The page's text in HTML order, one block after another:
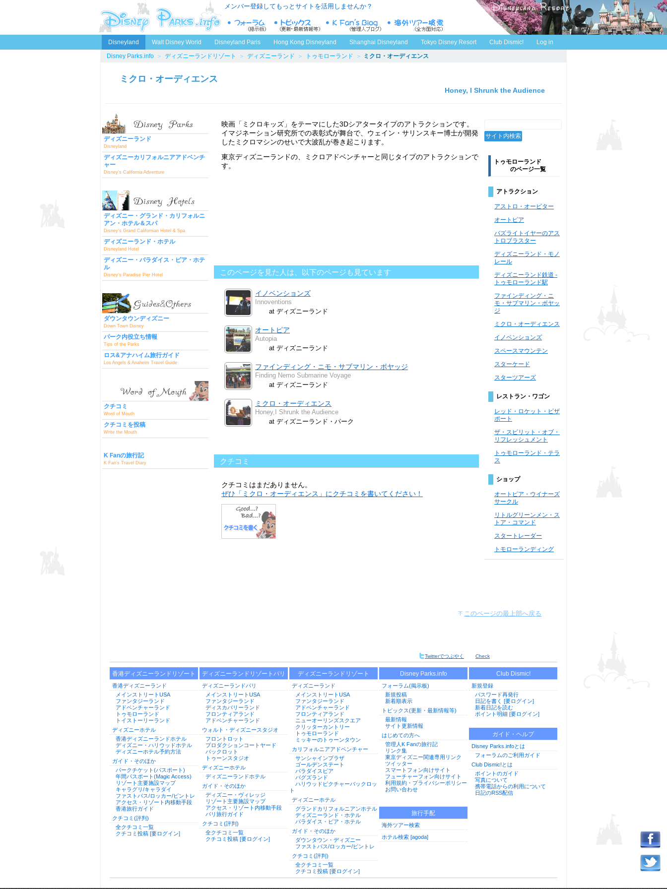
メンバー登録してもっとサイトを活用しませんか？
Disneyland Walt Disney World Disneyland Paris Hong Kong Disneyland Shanghai Disneyland Tokyo Disney Resort Club Dismic!
Log in
Disney Parks.info ＞ ディズニーランドリゾート ＞ ディズニーランド ＞ トゥモローランド ＞ ミクロ・オーディエンス
ミクロ・オーディエンス
Honey, I Shrunk the Audience
ディズニーランド
Disneyland
ディズニーカリフォルニアアドベンチ
ャー
Disney's California Adventure
ディズニー・グランド・カリフォルニ
アン・ホテル＆スパ
Disney's Grand Californian Hotel & Spa
ディズニーランド・ホテル
Disneyland Hotel
ディズニー・パラダイス・ピア・ホテ
ル
Disney's Paradise Pier Hotel
ダウンタウンディズニー
Down Town Disney
パーク内役立ち情報
Tips of the Parks
ロス&アナハイム旅行ガイド
Los Angels & Anaheim Travel Guide
クチコミ
Word of Mouth
クチコミを投稿
Write the Mouth
K Fanの旅行記
K Fan's Travel Diary
映画「ミクロキッズ」をテーマにした3Dシアタータイプのアトラクションです。
イマジネーション研究所での表彰式が舞台で、ウェイン・サリンスキー博士が開発
したミクロマシンのせいで大波乱が巻き起こります。
東京ディズニーランドの、ミクロアドベンチャーと同じタイプのアトラクションで
す。
このページを見た人は、以下のページも見ています
イノベンションズ
Innoventions
at ディズニーランド
オートピア
Autopia
at ディズニーランド
ファインディング・ニモ・サブマリン・ボヤッジ
Finding Nemo Submarine Voyage
at ディズニーランド
ミクロ・オーディエンス
Honey,I Shrunk the Audience
at ディズニーランド・パーク
クチコミ
クチコミはまだありません。
ぜひ「ミクロ・オーディエンス」にクチコミを書いてください！
トゥモローランド
のページ一覧
アトラクション
アストロ・オービター
オートピア
バズライトイヤーのアス
トロブラスター
ディズニーランド・モノ
レール
ディズニーランド鉄道 -
トゥモローランド駅
ファインディング・ニ
モ・サブマリン・ボヤッ
ジ
ミクロ・オーディエンス
イノベンションズ
スペースマウンテン
スターケード
スターツアーズ
レストラン・ワゴン
レッド・ロケット・ピザ
ポート
ザ・スピリット・オブ・
リフレッシュメント
トゥモローランド・テラ
ス
ショップ
オートピア・ウイナーズ
サークル
リトルグリーンメン・ス
トア・コマンド
スタートレーダー
トモローランディング
このページの最上部へ戻る
Twitterでつぶやく Check
香港ディズニーランドリゾート
香港ディズニーランド
メインストリートUSA
ファンタジーランド
アドベンチャーランド
トゥモローランド
トイストーリーランド
ディズニーホテル
香港ディズニーランドホテル
ディズニー・ハリウッドホテル
ディズニーホテル予約方法
ガイド・そのほか
パークチケット(パスポート)
年間パスポート(Magic Access)
リゾート主要施設マップ
キャラグリ/キャラダイ
ファストパス/ロッカー/ピントレ
アクセス・リゾート内移動手段
香港旅行ガイド
クチコミ(評判)
全クチコミ一覧
クチコミ投稿 [要ログイン]
ディズニーランドリゾートパリ
ディズニーランドパリ
メインストリートUSA
ファンタジーランド
ディスカバリーランド
フロンティアランド
アドベンチャーランド
ウォルト・ディズニースタジオ
フロントロット
プロダクションコートヤード
バックロット
トゥーンスタジオ
ディズニーホテル
ディズニーランドホテル
ガイド・そのほか
ディズニー・ヴィレッジ
リゾート主要施設マップ
アクセス・リゾート内移動手段
パリ旅行ガイド
クチコミ(評判)
全クチコミ一覧
クチコミ投稿 [要ログイン]
ディズニーランドリゾート
ディズニーランド
メインストリートUSA
ファンタジーランド
アドベンチャーランド
フロンティアランド
ニューオーリンズスクエア
クリッターカントリー
トゥモローランド
ミッキーのトゥーンタウン
カリフォルニアアドベンチャー
サンシャインプラザ
ゴールデンステート
パラダイスピア
バグズランド
ハリウッドピクチャーバックロッ
ト
ディズニーホテル
グランドカリフォルニアンホテル
ディズニーランド・ホテル
パラダイス・ピア・ホテル
ガイド・そのほか
ダウンタウン・ディズニー
ファストパス/ロッカー/ピントレ
クチコミ(評判)
全クチコミ一覧
クチコミ投稿 [要ログイン]
Disney Parks.info
フォーラム(掲示板)
新規投稿
新着順表示
トピックス(更新・最新情報等)
最新情報
サイト更新情報
はじめての方へ
管理人K Fanの旅行記
リンク集
東京ディズニー関連専用リンク
ツイッター
スマートフォン向けサイト
フューチャーフォン向けサイト
利用規約・プライバシーポリシー
お問い合わせ
Club Dismic!
新規登録
パスワード再発行
日記を書く [要ログイン]
新着日記を読む
ポイント明細 [要ログイン]
ガイド・ヘルプ
Disney Parks.infoとは
フォーラムのご利用ガイド
Club Dismic!とは
ポイントのガイド
写真について
携帯電話からの利用について
日記のRSS配信
旅行手配
海外ツアー検索
ホテル検索 [agoda]